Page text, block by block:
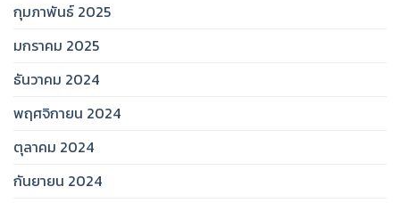
กุมภาพันธ์ 2025
มกราคม 2025
ธันวาคม 2024
พฤศจิกายน 2024
ตุลาคม 2024
กันยายน 2024